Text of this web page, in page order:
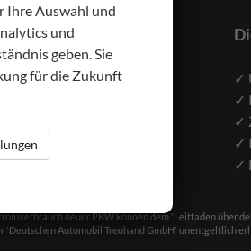
✓
✓
✓
✓
✓
neuer PKW können dem 'Leitfaden über
Automobil Treuhand GmbH' unentgeltlich
Ihre Auswahl und
und
geben. Sie
für die Zukunft